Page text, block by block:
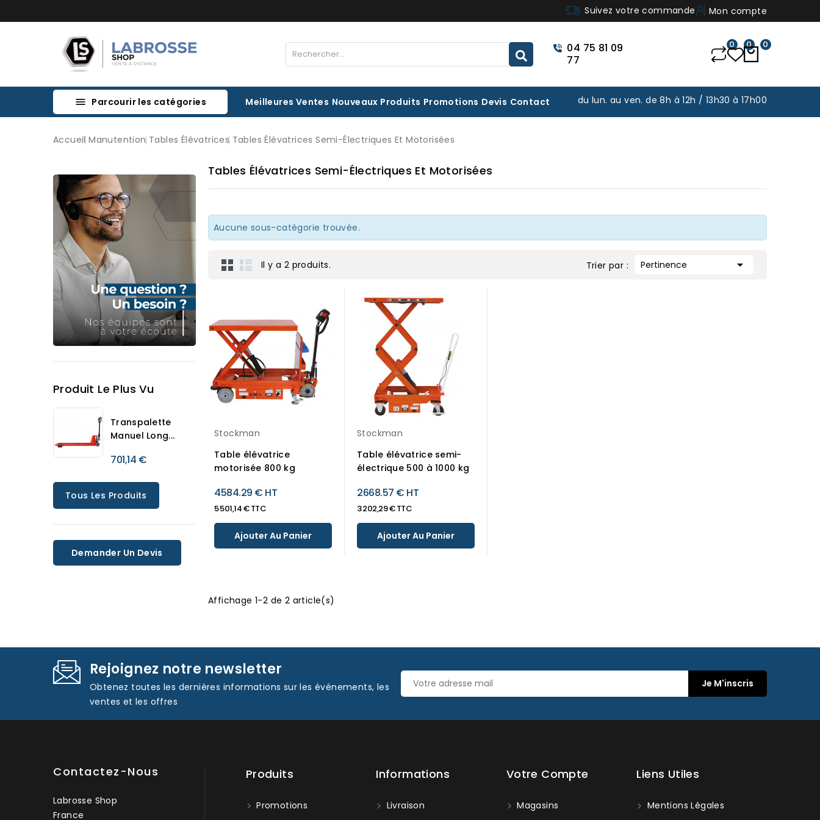
Suivez votre commande Mon compte
04 75 81 09
77
0 0 0
 Parcourir les catégories Meilleures Ventes Nouveaux Produits Promotions Devis Contact du lun. au ven. de 8h à 12h / 13h30 à 17h00
Accueil Manutention Tables Élévatrices Tables Élévatrices Semi-Électriques Et Motorisées
Produit Le Plus Vu
Transpalette
Manuel Long...
701,14 €
Tous Les Produits
Demander Un Devis
Tables Élévatrices Semi-Électriques Et Motorisées
Aucune sous-catégorie trouvée.
Il y a 2 produits. Trier par : Pertinence 
Stockman
Table élévatrice
motorisée 800 kg
4584.29 € HT
5 501,14 € TTC
Ajouter Au Panier
Stockman
Table élévatrice semi-
électrique 500 à 1000 kg
2668.57 € HT
3 202,29 € TTC
Ajouter Au Panier
Affichage 1-2 de 2 article(s)
Rejoignez notre newsletter
Obtenez toutes les dernières informations sur les événements, les
ventes et les offres
Contactez-Nous
Labrosse Shop
France
Produits
Promotions
Informations
Livraison
Votre Compte
Magasins
Liens Utiles
Mentions Légales